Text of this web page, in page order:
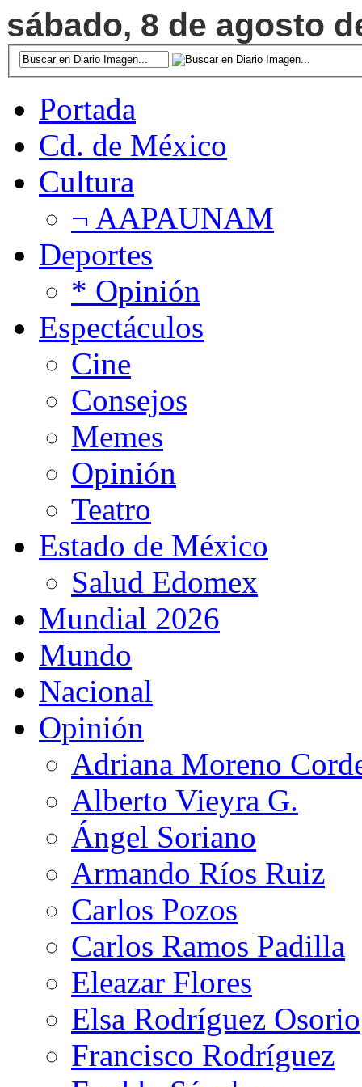
sábado, 8 de agosto
Portada
Cd. de México
Cultura
¬ AAPAUNAM
Deportes
* Opinión
Espectáculos
Cine
Consejos
Memes
Opinión
Teatro
Estado de México
Salud Edomex
Mundial 2026
Mundo
Nacional
Opinión
Adriana Moreno
Alberto Vieyra G.
Ángel Soriano
Armando Ríos Ruiz
Carlos Pozos
Carlos Ramos Padilla
Eleazar Flores
Elsa Rodríguez Osorio
Francisco Rodríguez